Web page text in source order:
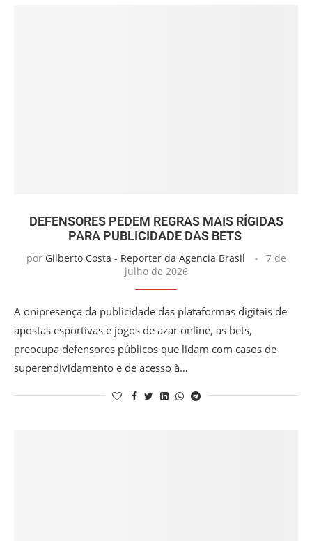
DEFENSORES PEDEM REGRAS MAIS RÍGIDAS
PARA PUBLICIDADE DAS BETS
por Gilberto Costa - Reporter da Agencia Brasil
7 de
julho de 2026
A onipresença da publicidade das plataformas digitais de
apostas esportivas e jogos de azar online, as bets,
preocupa defensores públicos que lidam com casos de
superendividamento e de acesso à…